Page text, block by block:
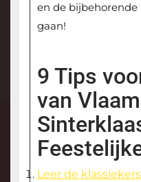
en de bijbehorende
gaan!
9 Tips
van
Leer de